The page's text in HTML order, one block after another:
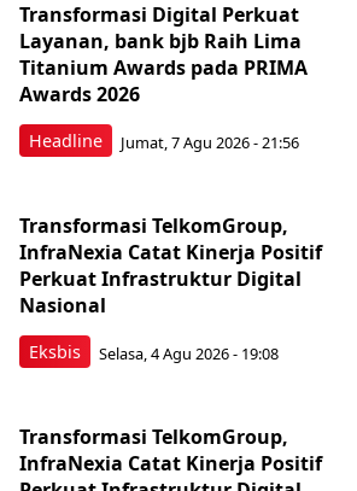
Headline
Transformasi Digital Perkuat
Layanan, bank bjb Raih Lima
Titanium Awards pada PRIMA
Awards 2026
Jumat, 7 Agu 2026 - 21:56
Eksbis
Transformasi TelkomGroup,
InfraNexia Catat Kinerja Positif
Perkuat Infrastruktur Digital
Nasional
Selasa, 4 Agu 2026 - 19:08
Transformasi TelkomGroup,
InfraNexia Catat Kinerja Positif